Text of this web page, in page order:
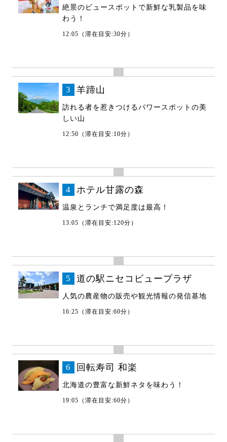
絶景のビュースポットで新鮮な乳製品を味
わう！
12:05（滞在目安:30分）
3 羊蹄山
訪れる者を惹きつけるパワースポットの美
しい山
12:50（滞在目安:10分）
4 ホテル甘露の森
温泉とランチで満足度は最高！
13:05（滞在目安:120分）
5 道の駅ニセコビュープラザ
人気の農産物の販売や観光情報の発信基地
16:25（滞在目安:60分）
6 回転寿司 和楽
北海道の豊富な新鮮ネタを味わう！
19:05（滞在目安:60分）